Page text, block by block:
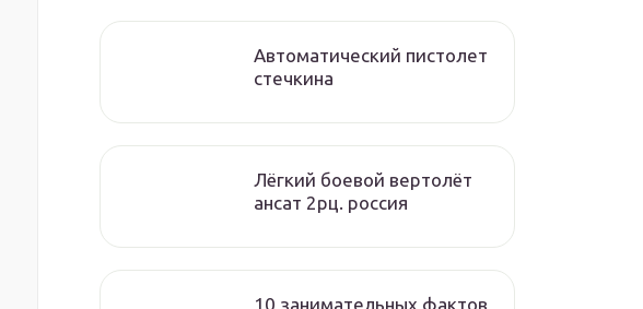
Автоматический пистолет
стечкина
Лёгкий боевой вертолёт
ансат 2рц. россия
10 занимательных фактов